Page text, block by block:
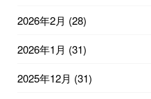
2026年2月 (28)
2026年1月 (31)
2025年12月 (31)